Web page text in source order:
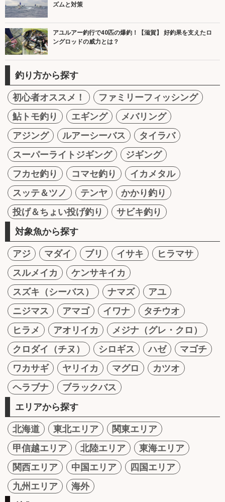
ズムと対策
アユルアー釣行で40匹の爆釣！【滋賀】 好釣果を支えたロ
ングロッドの威力とは？
釣り方から探す
初心者オススメ！
ファミリーフィッシング
鮎トモ釣り
エギング
メバリング
アジング
ルアーシーバス
タイラバ
スーパーライトジギング
ジギング
フカセ釣り
コマセ釣り
イカメタル
スッテ＆ツノ
テンヤ
かかり釣り
投げ＆ちょい投げ釣り
サビキ釣り
対象魚から探す
アジ マダイ ブリ イサキ
ヒラマサ
スルメイカ
ケンサキイカ
スズキ（シーバス）
ナマズ
アユ
ニジマス
アマゴ イワナ
タチウオ
ヒラメ
アオリイカ
メジナ（グレ・クロ）
クロダイ（チヌ）
シロギス ハゼ
マゴチ
ワカサギ
ヤリイカ マグロ
カツオ
ヘラブナ
ブラックバス
エリアから探す
北海道 東北エリア
関東エリア
甲信越エリア
北陸エリア
東海エリア
関西エリア
中国エリア
四国エリア
九州エリア
海外